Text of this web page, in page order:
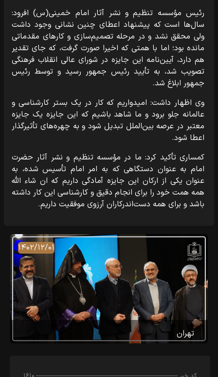
رئیس مؤسسه تنظیم و نشر آثار امام خمینی(س) افرود:
سال‌ها است که پیشنهاد اعطای چنین نشانی وجود داشت
ولی محقق نشد و در مرحله تصمیم‌سازی و کارهای مقدماتی
مانده بود؛ اما با همتی که اخیرا صورت گرفت، که جای تقدیر
هم دارد، آیین‌نامه این جایزه در شورای عالی انقلاب فرهنگی
تصویب شد، به تأیید رئیس جمهور رسید و توسط رئیس
جمهور ابلاغ شد.
وی اظهار داشت: امیدواریم که کار در یک بستر کارشناسی و
عالمانه جلو برود و ما شاهد باشیم که این جایزه یک جایزه
معتبر در عرصه بین‌الملل تبدیل شود و به چهره‌های تأثیرگذار
اعطا شود.
کمساری تأکید کرد: ما در مؤسسه تنظیم و نشر آثار حضرت
امام به عنوان دستگاهی که به امر امام تأسیس شده، به
عنوان یکی از ارکان این جایزه آمادگی داریم که ان شاء الله
همه همت خود را برای انجام دقیق و کارشناسی این کار داشته
باشد و برای همه دست‌اندرکاران آرزوی موفقیت داریم.
۱۴۰۲/۱۲/۰۱
تهران